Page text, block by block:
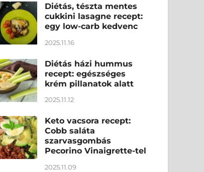
Diétás, tészta mentes
cukkini lasagne recept:
egy low-carb kedvenc
2025.11.16
Diétás házi hummus
recept: egészséges
krém pillanatok alatt
2025.11.12
Keto vacsora recept:
Cobb saláta
szarvasgombás
Pecorino Vinaigrette-tel
2025.11.09